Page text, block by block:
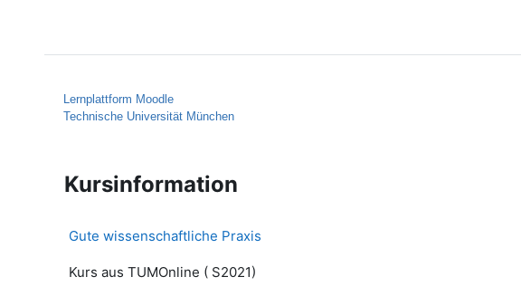
Lernplattform Moodle
Technische Universität München
Kursinformation
Gute wissenschaftliche Praxis
Kurs aus TUMOnline ( S2021)